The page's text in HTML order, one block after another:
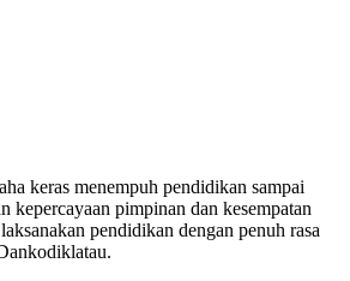
keras menempuh pendidikan sampai
kepercayaan pimpinan dan kesempatan
pendidikan dengan penuh rasa